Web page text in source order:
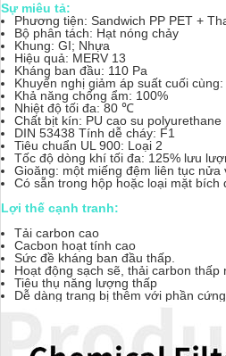
Sự miêu tả:
Phương tiện: Sandwich PP PET +
Bộ phân tách: Hạt nóng chảy
Khung: GI; Nhựa
Hiệu quả: MERV 13
Kháng ban đầu: 110 Pa
Khuyến nghị giảm áp suất cuối cùng:
Khả năng chống ẩm: 100%
Nhiệt độ tối đa: 80 ℃
Chất bịt kín: PU cao su polyurethane
DIN 53438 Tính dễ cháy: F1
Tiêu chuẩn UL 900: Loại 2
Tốc độ dòng khí tối đa: 125% lưu
Gioăng: một miếng đệm liên tục nửa
Có sẵn trong hộp hoặc loại mặt bích
Lợi thế cạnh tranh:
Tải carbon cao
Cacbon hoạt tính cao
Sức đề kháng ban đầu thấp.
Hoạt động sạch sẽ, thải carbon thấp
Tiêu thụ năng lượng thấp
Dễ dàng trang bị thêm với phần